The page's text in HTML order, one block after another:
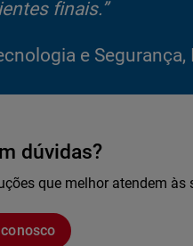
finais.”
e
dúvidas?
que melhor atendem às